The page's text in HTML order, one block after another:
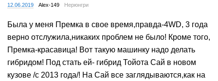
12.06.2019 Alex-149 Нерюнгри
Была у меня Премка в свое время,правда-4WD, 3 года
верно отслужила,никаких проблем не было! Кроме того,
Премка-красавица! Вот такую машинку надо делать
гибридом! Под стать ей- гибрид Тойота Сай в новом
кузове /с 2013 года/! На Сай все заглядываются,как на